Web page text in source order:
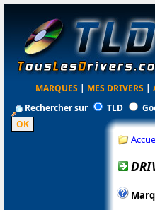
MARQUES | MES DRIVERS |
Rechercher sur
TLD